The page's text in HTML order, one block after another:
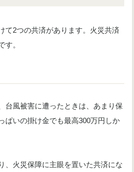
て2つの共済があります。火災共済
す。
台風被害に遭ったときは、あまり保
ぱいの掛け金でも最高300万円しか
、火災保障に主眼を置いた共済にな